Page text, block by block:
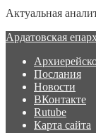
Актуальная
Ардатовская
Послания
Новости
ВКонтакте
Rutube
Карта сайта